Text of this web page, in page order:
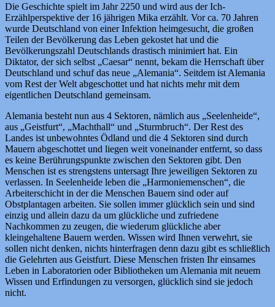
Die Geschichte spielt im Jahr 2250 und wird aus der Ich-
Erzählperspektive der 16 jährigen Mika erzählt. Vor ca. 70 Jahren
wurde Deutschland von einer Infektion heimgesucht, die großen
Teilen der Bevölkerung das Leben gekostet hat und die
Bevölkerungszahl Deutschlands drastisch minimiert hat. Ein
Diktator, der sich selbst „Caesar“ nennt, bekam die Herrschaft über
Deutschland und schuf das neue „Alemania“. Seitdem ist Alemania
vom Rest der Welt abgeschottet und hat nichts mehr mit dem
eigentlichen Deutschland gemeinsam.
Alemania besteht nun aus 4 Sektoren, nämlich aus „Seelenheide“,
aus „Geistfurt“, „Machthall“ und „Sturmbruch“. Der Rest des
Landes ist unbewohntes Ödland und die 4 Sektoren sind durch
Mauern abgeschottet und liegen weit voneinander entfernt, so dass
es keine Berührungspunkte zwischen den Sektoren gibt. Den
Menschen ist es strengstens untersagt Ihre jeweiligen Sektoren zu
verlassen. In Seelenheide leben die „Harmoniemenschen“, die
Arbeiterschicht in der die Menschen Bauern sind oder auf
Obstplantagen arbeiten. Sie sollen immer glücklich sein und sind
einzig und allein dazu da um glückliche und zufriedene
Nachkommen zu zeugen, die wiederum glückliche aber
kleingehaltene Bauern werden. Wissen wird Ihnen verwehrt, sie
sollen nicht denken, nichts hinterfragen denn dazu gibt es schließlich
die Gelehrten aus Geistfurt. Diese Menschen fristen Ihr einsames
Leben in Laboratorien oder Bibliotheken um Alemania mit neuem
Wissen und Erfindungen zu versorgen, glücklich sind sie jedoch
nicht.